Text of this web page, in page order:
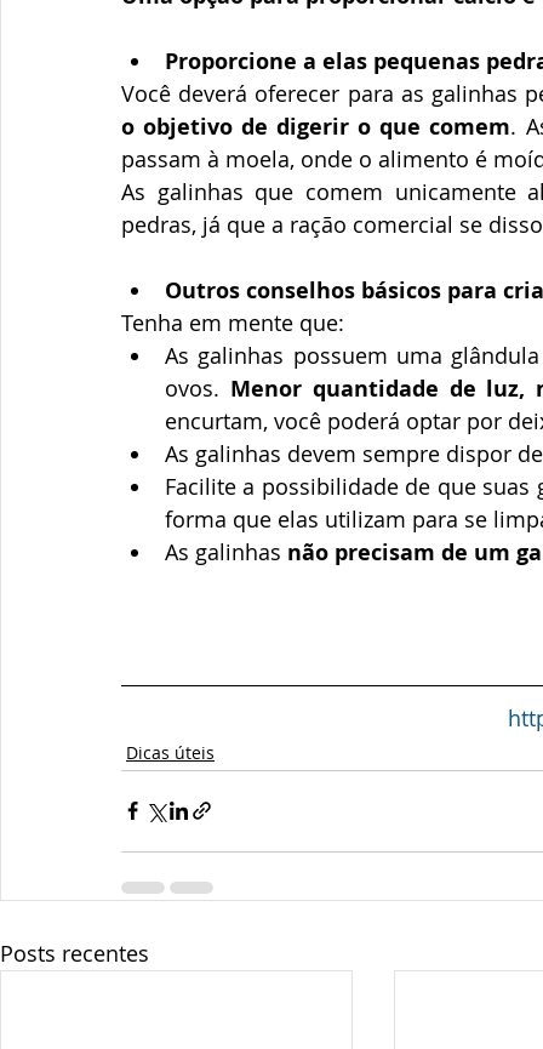
Proporcione a elas pequenas
Você deverá oferecer para as galinhas
o objetivo de digerir o que comem.
passam à moela, onde o alimento é
As galinhas que comem unicamente
pedras, já que a ração comercial se
Outros conselhos básicos para
Tenha em mente que:
As galinhas possuem uma
ovos. Menor quantidade de luz,
encurtam, você poderá optar por
As galinhas devem sempre dispor
Facilite a possibilidade de que suas
forma que elas utilizam para se
As galinhas não precisam de um
Dicas úteis
Posts recentes